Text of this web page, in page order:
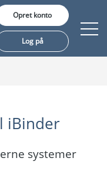
Opret konto
Log på
iBinder
systemer